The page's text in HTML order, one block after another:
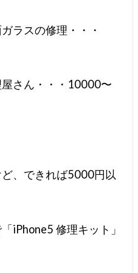
ラスの修理・・・
さん・・・10000〜
、できれば5000円以
iPhone5 修理キット」